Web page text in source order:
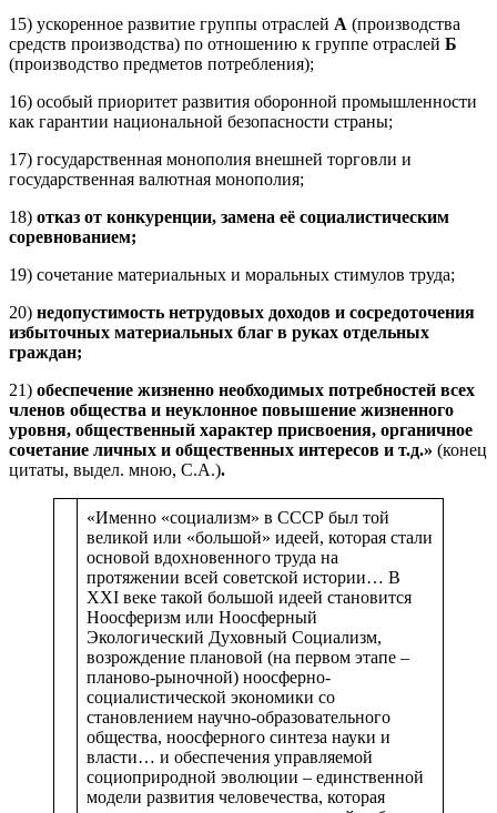
15) ускоренное развитие группы отраслей А (производства
средств производства) по отношению к группе отраслей Б
(производство предметов потребления);
16) особый приоритет развития оборонной промышленности
как гарантии национальной безопасности страны;
17) государственная монополия внешней торговли и
государственная валютная монополия;
18) отказ от конкуренции, замена её социалистическим
соревнованием;
19) сочетание материальных и моральных стимулов труда;
20) недопустимость нетрудовых доходов и сосредоточения
избыточных материальных благ в руках отдельных
граждан;
21) обеспечение жизненно необходимых потребностей всех
членов общества и неуклонное повышение жизненного
уровня, общественный характер присвоения, органичное
сочетание личных и общественных интересов и т.д.» (конец
цитаты, выдел. мною, С.А.).
«Именно «социализм» в СССР был той
великой или «большой» идеей, которая стали
основой вдохновенного труда на
протяжении всей советской истории… В
XXI веке такой большой идеей становится
Ноосферизм или Ноосферный
Экологический Духовный Социализм,
возрождение плановой (на первом этапе –
планово-рыночной) ноосферно-
социалистической экономики со
становлением научно-образовательного
общества, ноосферного синтеза науки и
власти… и обеспечения управляемой
социоприродной эволюции – единственной
модели развития человечества, которая